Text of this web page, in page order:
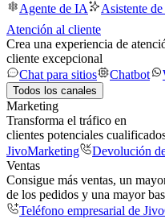
Agente de IA
Asistente
Atención al cliente
Crea una experiencia de
cliente excepcional
Chat para sitios
Chatbot
Todos los canales
Marketing
Transforma el tráfico en
clientes potenciales
JivoMarketing
Devolución
Ventas
Consigue más ventas, un
de los pedidos y una mayor
Teléfono empresarial de